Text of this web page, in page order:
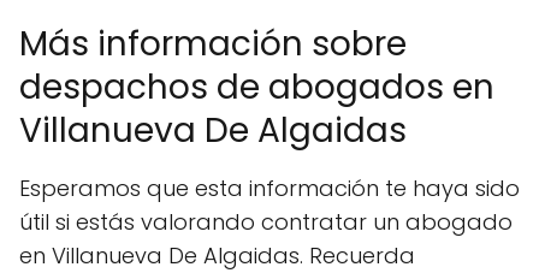
Más información sobre
despachos de abogados en
Villanueva De Algaidas
Esperamos que esta información te haya sido
útil si estás valorando contratar un abogado
en Villanueva De Algaidas. Recuerda